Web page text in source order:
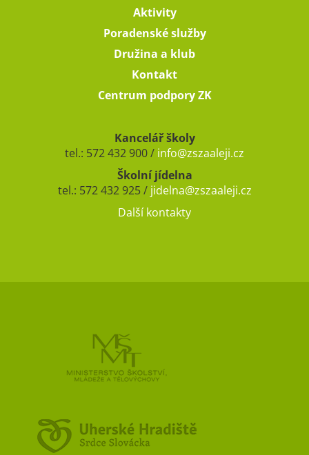
Aktivity
Poradenské služby
Družina a klub
Kontakt
Centrum podpory ZK
Kancelář školy
tel.: 572 432 900 / info@zszaaleji.cz
Školní jídelna
tel.: 572 432 925 / jidelna@zszaaleji.cz
Další kontakty